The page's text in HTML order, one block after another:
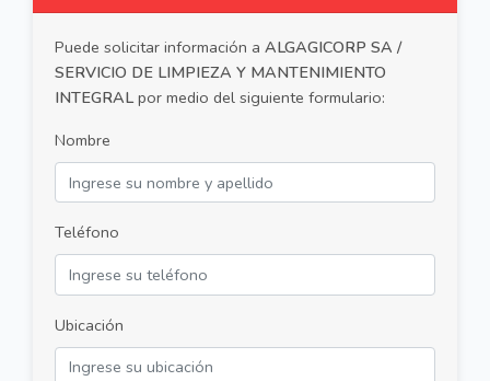
Puede solicitar información a ALGAGICORP SA /
SERVICIO DE LIMPIEZA Y MANTENIMIENTO
INTEGRALpor medio del siguiente formulario:
Nombre
Teléfono
Ubicación